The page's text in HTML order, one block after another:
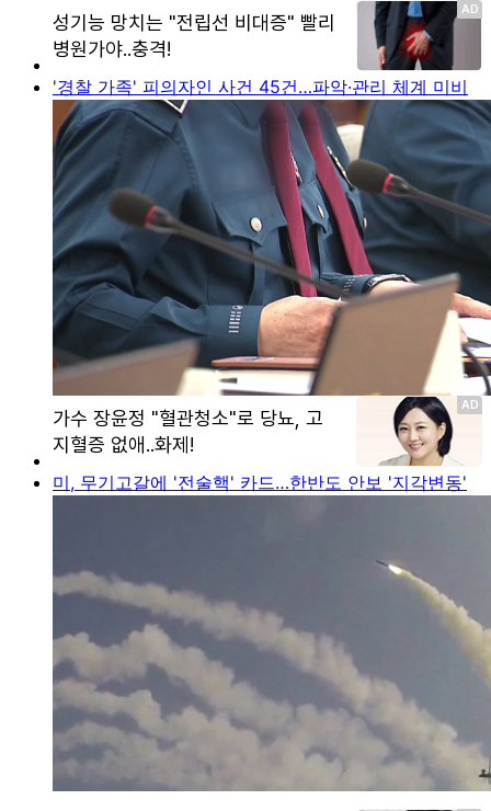
'경찰 가족' 피의자인 사건 45건…파악·관리 체계 미비
미, 무기고갈에 '전술핵' 카드…한반도 안보 '지각변동'